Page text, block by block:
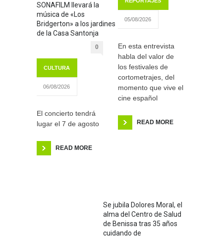
SONAFILM llevará la
música de «Los
Bridgerton» a los jardines
de la Casa Santonja
0
CULTURA
06/08/2026
El concierto tendrá
lugar el 7 de agosto
READ MORE
05/08/2026
En esta entrevista
habla del valor de
los festivales de
cortometrajes, del
momento que vive el
cine español
READ MORE
Se jubila Dolores Moral, el
alma del Centro de Salud
de Benissa tras 35 años
cuidando de